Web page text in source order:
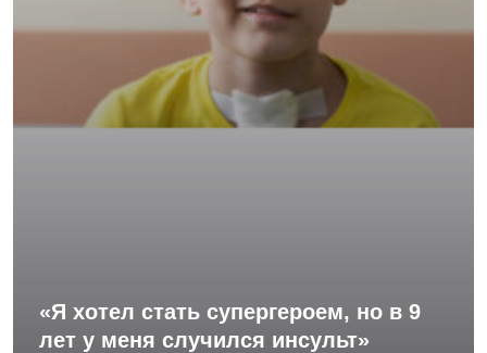
«Я хотел стать супергероем, но в 9
лет у меня случился инсульт»